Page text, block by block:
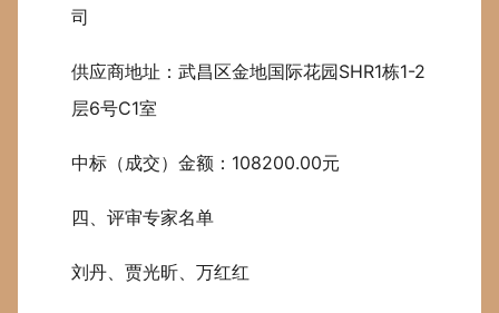
司
供应商地址：武昌区金地国际花园SHR1栋1-2
层6号C1室
中标（成交）金额：108200.00元
四、评审专家名单
刘丹、贾光昕、万红红